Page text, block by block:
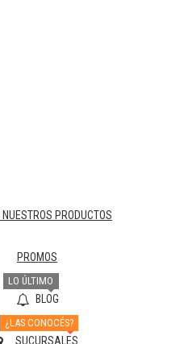
NUESTROS PRODUCTOS
PROMOS
BLOG
LO ÚLTIMO
SUCURSALES
¿LAS CONOCÉS?